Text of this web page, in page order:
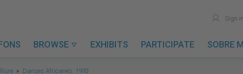
user Sign in
BROWSE  EXHIBITS PARTICIPATE SOBRE
Danses Africanes. 1993